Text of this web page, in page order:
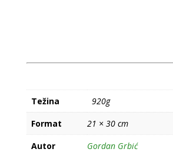
Težina
920g
Format
21 × 30 cm
Autor
Gordan Grbić